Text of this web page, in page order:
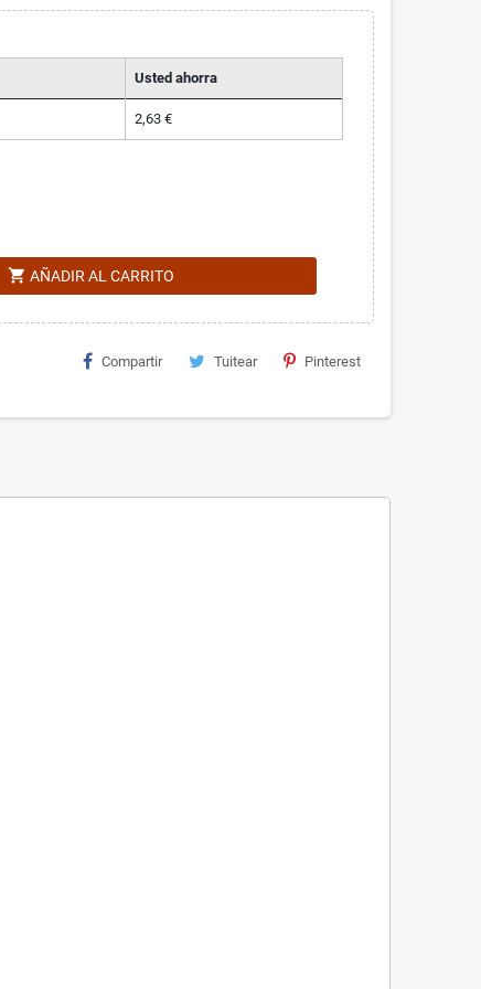
Usted ahorra
2,63 €
shopping_cart AÑADIR AL CARRITO
Compartir Tuitear Pinterest